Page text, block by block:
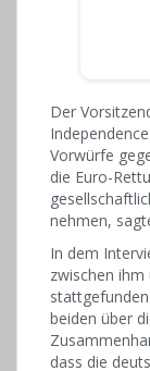
Der
Vorwürfe
die Euro-
nehmen,
In dem
zwischen ihm
beiden über
dass die